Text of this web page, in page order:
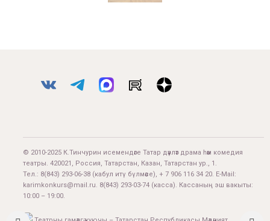
© 2010-2025 К.Тинчурин исемендәге Татар дәүләт драма һәм комедия
театры. 420021, Россия, Татарстан, Казан, Татарстан ур., 1.
Тел.: 8(843) 293-06-38 (кабул итү бүлмәсе), + 7 906 116 34 20. E-Mail:
karimkonkurs@mail.ru. 8(843) 293-03-74 (касса). Кассаның эш вакыты:
10:00 – 19:00.